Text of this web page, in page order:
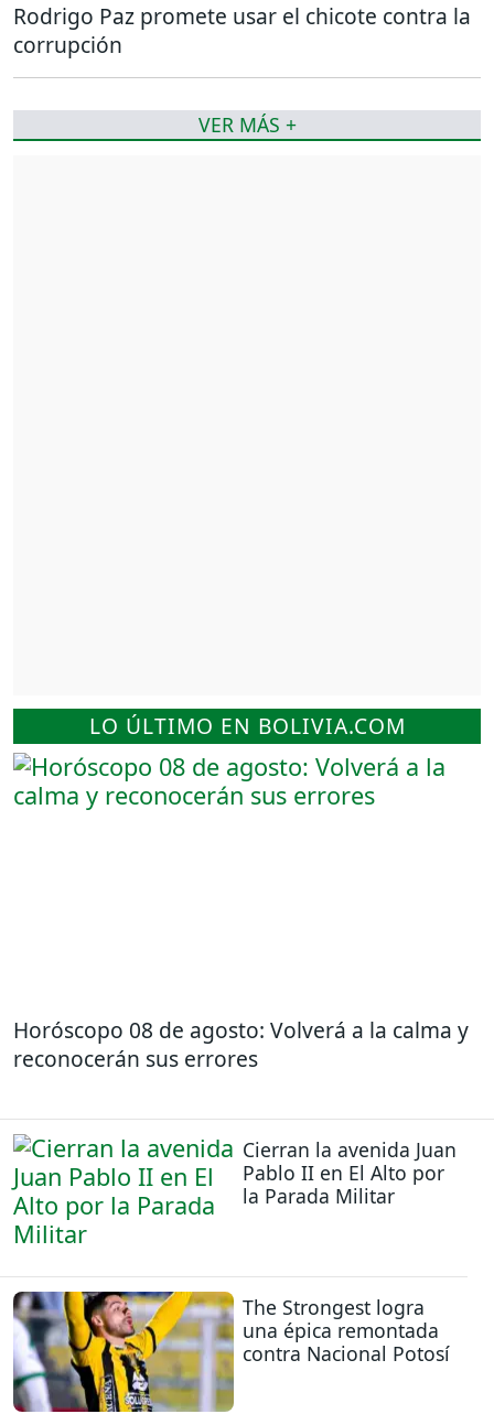
LO ÚLTIMO EN BOLIVIA.COM
Horóscopo 08 de agosto: Volverá a la calma y
reconocerán sus errores
Cierran la avenida Juan
Pablo II en El Alto por
la Parada Militar
The Strongest logra
una épica remontada
contra Nacional Potosí
Rodrigo Paz promete usar el chicote contra la
corrupción
VER MÁS +